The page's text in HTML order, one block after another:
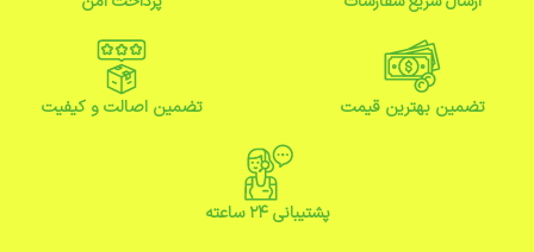
تضمین بهترین قیمت تضمین اصالت و کیفیت
پشتیبانی ۲۴ ساعته